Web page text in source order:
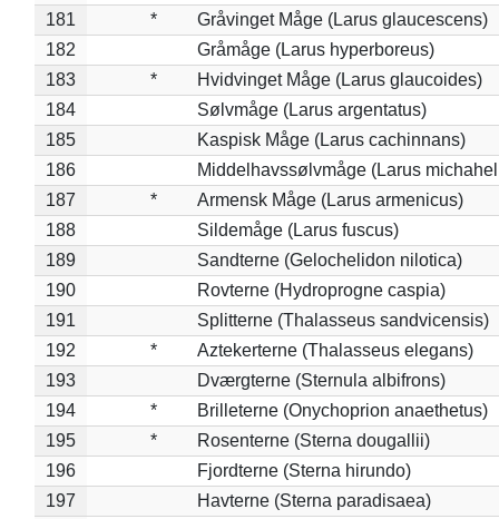
181
*
Gråvinget Måge (Larus glaucescens)
182
Gråmåge (Larus hyperboreus)
183
*
Hvidvinget Måge (Larus glaucoides)
184
Sølvmåge (Larus argentatus)
185
Kaspisk Måge (Larus cachinnans)
186
Middelhavssølvmåge (Larus
187
*
Armensk Måge (Larus armenicus)
188
Sildemåge (Larus fuscus)
189
Sandterne (Gelochelidon nilotica)
190
Rovterne (Hydroprogne caspia)
191
Splitterne (Thalasseus sandvicensis)
192
*
Aztekerterne (Thalasseus elegans)
193
Dværgterne (Sternula albifrons)
194
*
Brilleterne (Onychoprion anaethetus)
195
*
Rosenterne (Sterna dougallii)
196
Fjordterne (Sterna hirundo)
197
Havterne (Sterna paradisaea)